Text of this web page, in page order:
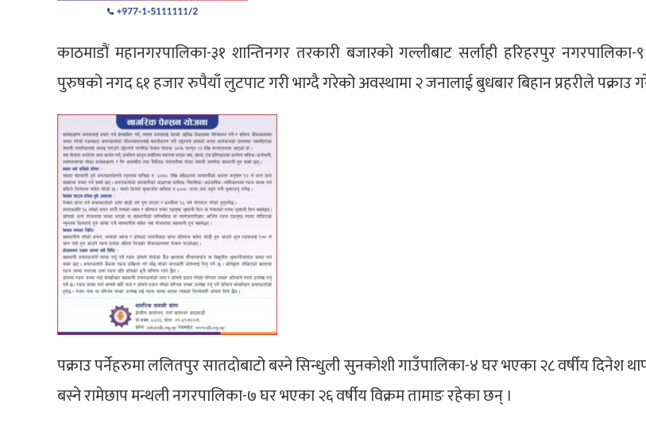
काठमाडौं महानगरपालिका-३१ शान्तिनगर तरकारी बजारको गल्लीबाट सर्लाही हरिहरपुर
पुरुषको नगद ६१ हजार रुपैयाँ लुटपाट गरी भाग्दै गरेको अवस्थामा २ जनालाई बुधबार बिहान प्रहरीले पक्राउ
पक्राउ पर्नेहरुमा ललितपुर सातदोबाटो बस्ने सिन्धुली सुनकोशी गाउँपालिका-४ घर भएका २८ वर्षीय दिनेश
बस्ने रामेछाप मन्थली नगरपालिका-७ घर भएका २६ वर्षीय विक्रम तामाङ रहेका छन् ।